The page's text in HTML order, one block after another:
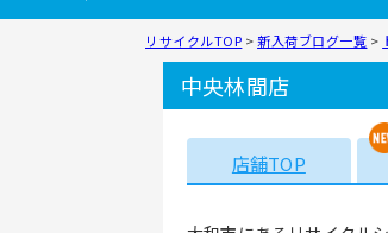
リサイクルTOP >新入荷ブログ一覧 >
中央林間店
店舗TOP